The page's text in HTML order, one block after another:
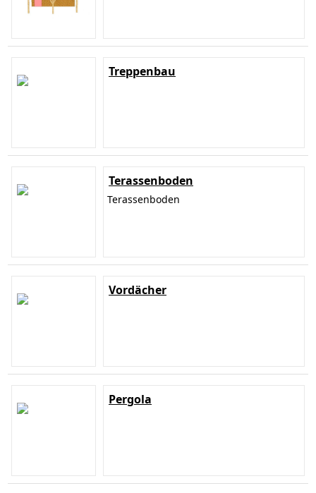
Treppenbau
Terassenboden
Terassenboden
Vordächer
Pergola